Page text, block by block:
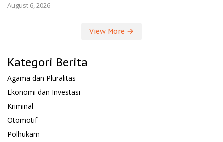
August 6, 2026
View More
Kategori Berita
Agama dan Pluralitas
Ekonomi dan Investasi
Kriminal
Otomotif
Polhukam